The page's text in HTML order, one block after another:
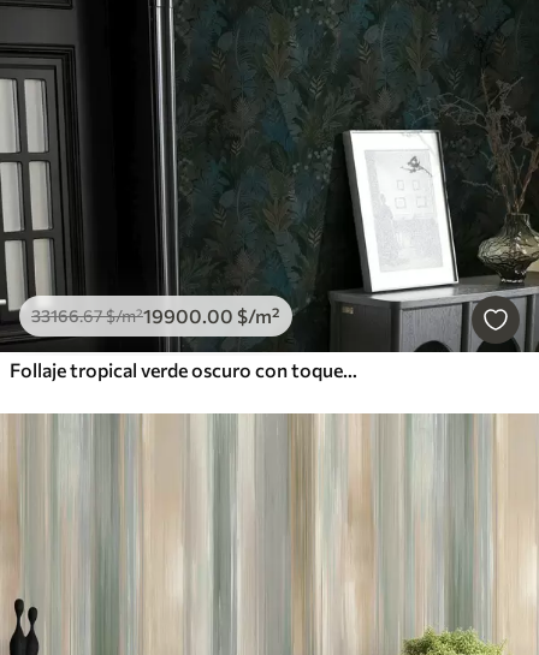
33166.67$/m²19900.00 $/m²
Follaje tropical verde oscuro con toques azules